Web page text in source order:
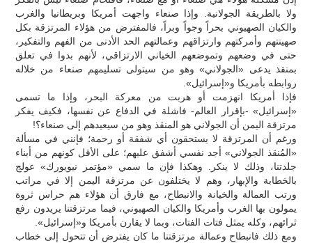
ولا بالطريقة الجولانية. وإذا صنعاء واجهت أمريكا وبريطانيا والغرب
والكيان الصهيوني بحراً وجواً وبراً، فالمفترض من هؤلاء المرتزقة بكل
صهينتهم وأمركتهم وارتزاقهم وعمالتهم الحد الأدنى من الفهم والتفكير،
حتى في وضعهم وتموضعهم الخياني الارتزاقي، لأنهم بدوا في تعلق
بمنقذ يدعى «الجولاني» وهو من سيتولى تسليمهم صنعاء من خلاله
روابطه بأمريكا و«إسرائيل».
فإذا أمريكا انهزمت أو هربت من معركة البحر، وإذا ما تسمى
«إسرائيل» -بإقرار العالم- فاشلة في الدفاع عن نفسها، فكيف يفكر
مرتزقة اليمن أن الجولاني هو المنقذ وهو من سيعيدهم إلى صنعاء؟!
ورغم أن المرتزقة لا يستحقون أي شفقة أو رحمة؛ فإنني في مسألة
«المُنقذ الجولاني» أجد نفسي أشفق عليهم؛ على الأقل كونهم من أبناء
جلدتنا، وذلك لا ينكر. وهكذا فإن ما سمي «مؤتمر نيويورك» عولج
بالخطابة والإبهار، وهم لا يختلفون عن مرتزقة اليمن إلا في مراتب
ورتب العمالة والخيانة والانبطاح، مع فارق أن هؤلاء هم حراس ثروة
يمولون بها الغرب وأمريكا والكيان الصهيوني، فيما مرتزقتنا يريدون رفع
ثرائهم، وكله يمثل فتات الفتات، وبما لا يقارن بأمريكا و«إسرائيل».
ومع ذلك فانبطاح وعمالة مرتزقتنا ما كان يفترض أن تتحول إلى خطاب